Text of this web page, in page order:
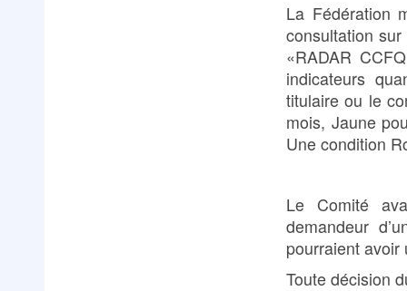
La Fédération
consultation
«RADAR
indicateurs
titulaire ou le
mois, Jaune
Une condition
Le Comité
demandeur
pourraient avoir
Toute décision